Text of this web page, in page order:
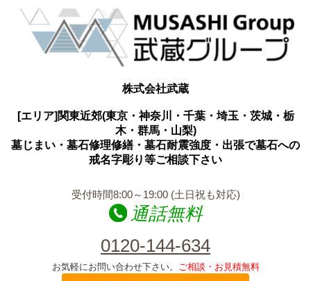
株式会社武蔵
[エリア]関東近郊(東京・神奈川・千葉・埼玉・茨城・栃
木・群馬・山梨)
墓じまい・墓石修理修繕・墓石耐震強度・出張で墓石への
戒名字彫り等ご相談下さい
受付時間8:00～19:00 (土日祝も対応)
通話無料
0120-144-634
お気軽にお問い合わせ下さい。 ご相談・お見積無料